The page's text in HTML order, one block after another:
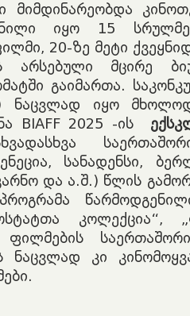
მიმდინარეობდა
იყო 15
20-ზე მეტი
მცირე
გაიმართა.
ნაცვლად იყო
BIAFF 2025 -ის
სანადენსი,
და ა.შ.) წლის
კოლექცია“,
ფილმების
ნაცვლად კი